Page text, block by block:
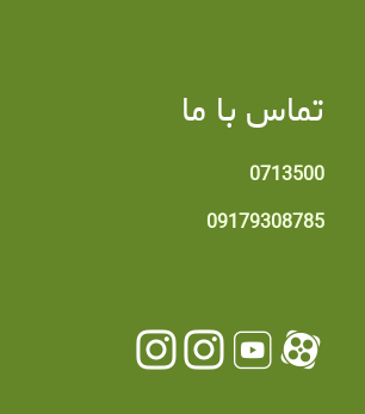
تماس با ما
0713500
09179308785